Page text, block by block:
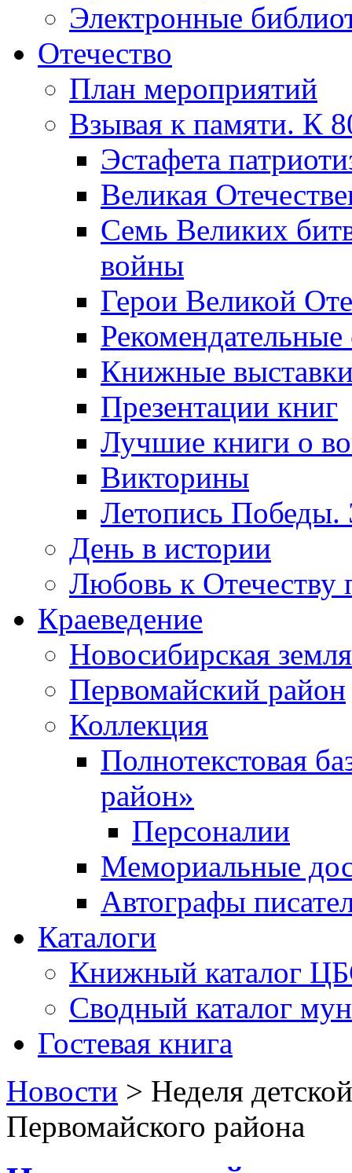
Электронные
Отечество
План мероприятий
Взывая к памяти. К
Эcтафета
Великая
Семь Великих
войны
Герои Великой
Рекомендательные
Книжные
Презентации книг
Лучшие книги о
Викторины
Летопись Победы.
День в истории
Любовь к Отечеству
Краеведение
Новосибирская земля
Первомайский район
Коллекция
Полнотекстовая
район»
Персоналии
Мемориальные
Автографы
Каталоги
Книжный каталог
Сводный каталог
Гостевая книга
Новости > Неделя
Первомайского района